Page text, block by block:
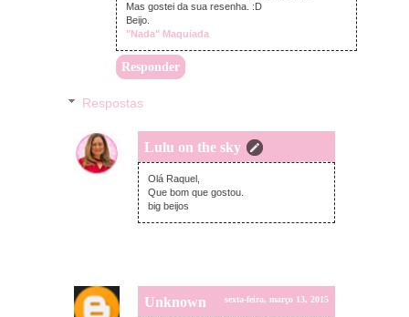
Mas gostei da sua resenha. :D
Beijo.
"Nada" Maquiada
Responder
Respostas
Lulu on the sky
quinta-feira, março 12, 2015
Olá Raquel,
Que bom que gostou.
big beijos
Unknown sexta-feira, março 13, 2015